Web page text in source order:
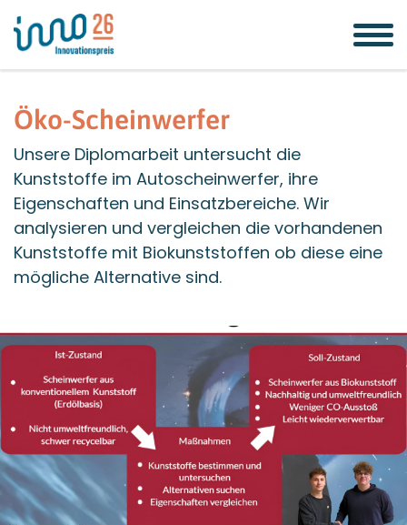
Seitenbereiche:
Inhalt
Hauptnavigation
Footernavigation
Öko-Scheinwerfer
Unsere Diplomarbeit untersucht die
Kunststoffe im Autoscheinwerfer, ihre
Eigenschaften und Einsatzbereiche. Wir
analysieren und vergleichen die vorhandenen
Kunststoffe mit Biokunststoffen ob diese eine
mögliche Alternative sind.